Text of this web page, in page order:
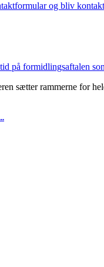
og bliv
på formidlingsaftalen
sætter rammerne for